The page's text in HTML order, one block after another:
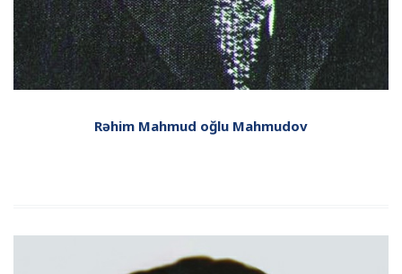
Rəhim Mahmud oğlu Mahmudov